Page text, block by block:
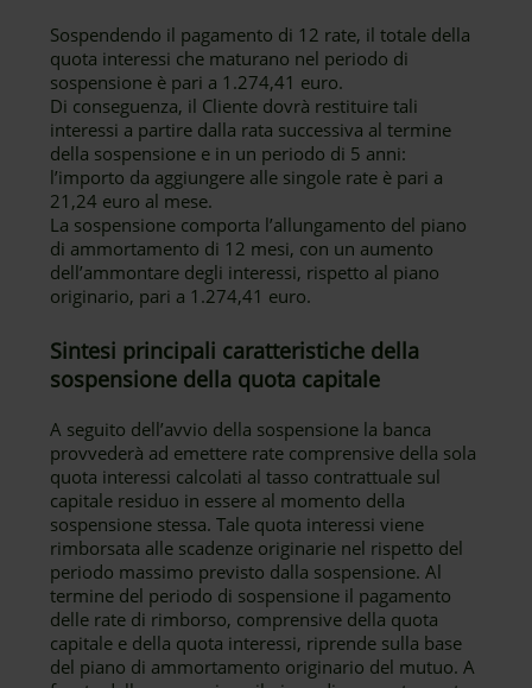
Sospendendo il pagamento di 12 rate, il totale della
quota interessi che maturano nel periodo di
sospensione è pari a 1.274,41 euro.
Di conseguenza, il Cliente dovrà restituire tali
interessi a partire dalla rata successiva al termine
della sospensione e in un periodo di 5 anni:
l’importo da aggiungere alle singole rate è pari a
21,24 euro al mese.
La sospensione comporta l’allungamento del piano
di ammortamento di 12 mesi, con un aumento
dell’ammontare degli interessi, rispetto al piano
originario, pari a 1.274,41 euro.
Sintesi principali caratteristiche della
sospensione della quota capitale
A seguito dell’avvio della sospensione la banca
provvederà ad emettere rate comprensive della sola
quota interessi calcolati al tasso contrattuale sul
capitale residuo in essere al momento della
sospensione stessa. Tale quota interessi viene
rimborsata alle scadenze originarie nel rispetto del
periodo massimo previsto dalla sospensione. Al
termine del periodo di sospensione il pagamento
delle rate di rimborso, comprensive della quota
capitale e della quota interessi, riprende sulla base
del piano di ammortamento originario del mutuo. A